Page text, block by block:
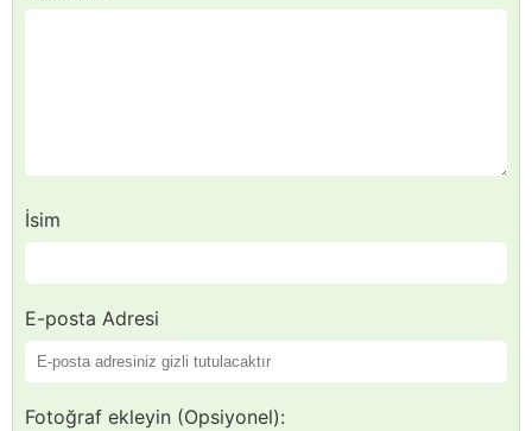
İsim
E-posta Adresi
Fotoğraf ekleyin (Opsiyonel):